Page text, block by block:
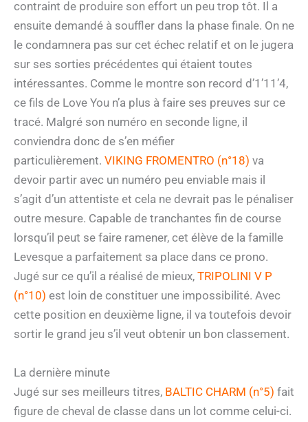
contraint de produire son effort un peu trop tôt. Il a
ensuite demandé à souffler dans la phase finale. On ne
le condamnera pas sur cet échec relatif et on le jugera
sur ses sorties précédentes qui étaient toutes
intéressantes. Comme le montre son record d’1’11’4,
ce fils de Love You n’a plus à faire ses preuves sur ce
tracé. Malgré son numéro en seconde ligne, il
conviendra donc de s’en méfier
particulièrement. VIKING FROMENTRO (n°18) va
devoir partir avec un numéro peu enviable mais il
s’agit d’un attentiste et cela ne devrait pas le pénaliser
outre mesure. Capable de tranchantes fin de course
lorsqu’il peut se faire ramener, cet élève de la famille
Levesque a parfaitement sa place dans ce prono.
Jugé sur ce qu’il a réalisé de mieux, TRIPOLINI V P
(n°10) est loin de constituer une impossibilité. Avec
cette position en deuxième ligne, il va toutefois devoir
sortir le grand jeu s’il veut obtenir un bon classement.
La dernière minute
Jugé sur ses meilleurs titres, BALTIC CHARM (n°5) fait
figure de cheval de classe dans un lot comme celui-ci.